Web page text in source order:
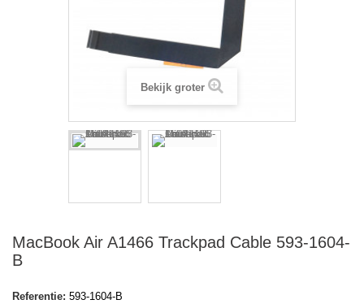
Bekijk groter
MacBook Air A1466 Trackpad Cable 593-1604-
B
Referentie: 593-1604-B